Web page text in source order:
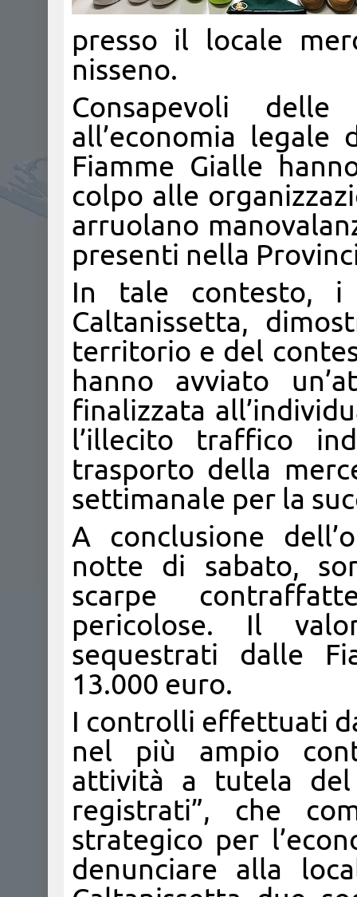
presso il locale
nisseno.
Consapevoli
all’economia
Fiamme Gialle
colpo alle
arruolano
presenti nella
In tale contesto, i
Caltanissetta,
territorio e del
hanno avviato
finalizzata
l’illecito traffico
trasporto della
settimanale per la
A conclusione
notte di sabato,
scarpe
pericolose. Il
sequestrati dalle
13.000 euro.
I controlli effettuati
nel più ampio
attività a tutela del
registrati”, che
strategico per
denunciare alla